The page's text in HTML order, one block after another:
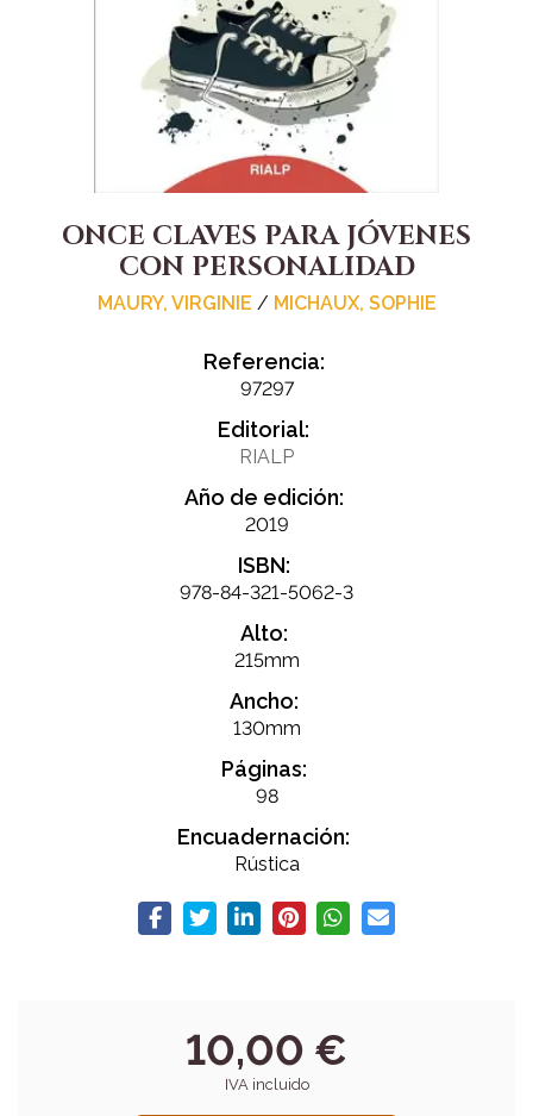
ONCE CLAVES PARA JÓVENES
CON PERSONALIDAD
MAURY, VIRGINIE / MICHAUX, SOPHIE
Referencia:
97297
Editorial:
RIALP
Año de edición:
2019
ISBN:
978-84-321-5062-3
Alto:
215mm
Ancho:
130mm
Páginas:
98
Encuadernación:
Rústica
10,00 €
IVA incluido